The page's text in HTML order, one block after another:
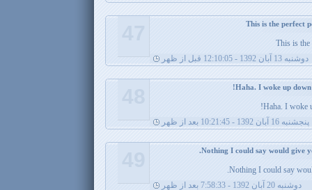
This is the
دوشنبه 13 آبان 1392 - 12:10:05 قبل از ظهر
Haha. I woke
پنجشنبه 16 آبان 1392 - 10:21:45 بعد از ظهر
Nothing I could say
دوشنبه 20 آبان 1392 - 7:58:33 بعد از ظهر